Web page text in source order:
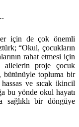
için de çok önemli
“Okul, çocukların
rahat etmesi için
ailelerin proje çocuk
bütünüyle topluma bir
ve sıcak ikincil
bu yönde okul hayatı
sağlıklı bir döngüye